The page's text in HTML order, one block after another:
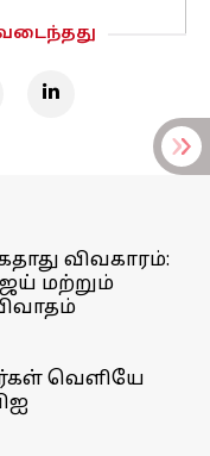
விவகாரம்:
மற்றும்
வெளியே